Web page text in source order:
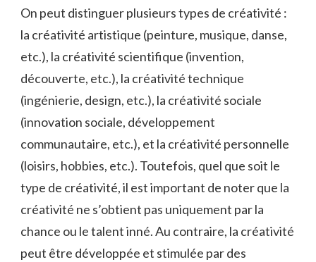
On peut distinguer plusieurs types de créativité :
la créativité artistique (peinture, musique, danse,
etc.), la créativité scientifique (invention,
découverte, etc.), la créativité technique
(ingénierie, design, etc.), la créativité sociale
(innovation sociale, développement
communautaire, etc.), et la créativité personnelle
(loisirs, hobbies, etc.). Toutefois, quel que soit le
type de créativité, il est important de noter que la
créativité ne s’obtient pas uniquement par la
chance ou le talent inné. Au contraire, la créativité
peut être développée et stimulée par des